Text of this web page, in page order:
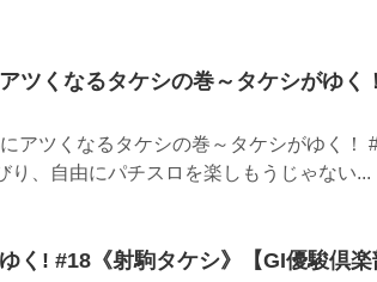
ツくなるタケシの巻～タケシがゆく
アツくなるタケシの巻～タケシがゆく！
り、自由にパチスロを楽しもうじゃない...
く! #18《射駒タケシ》【GI優駿倶楽